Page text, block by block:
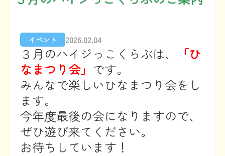
イベント 2026.02.04
３月のハイジっこくらぶは、
「ひ
なまつり会」 です。
みんなで楽しいひなまつり会をし
ます。
今年度最後の会になりますので、
ぜひ遊び来てください。
お待ちしています！